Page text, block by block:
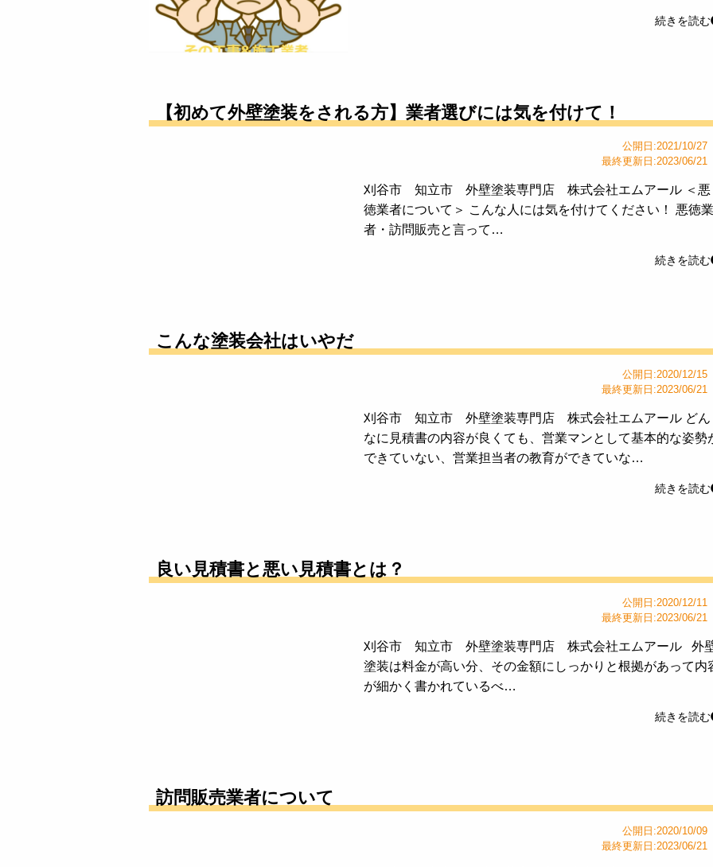
続きを読む
【初めて外壁塗装をされる方】業者選びには気を付けて！
公開日:2021/10/27
最終更新日:2023/06/21
刈谷市 知立市 外壁塗装専門店 株式会社エムアール ＜悪
徳業者について＞ こんな人には気を付けてください！ 悪徳業
者・訪問販売と言って…
続きを読む
こんな塗装会社はいやだ
公開日:2020/12/15
最終更新日:2023/06/21
刈谷市 知立市 外壁塗装専門店 株式会社エムアール どん
なに見積書の内容が良くても、営業マンとして基本的な姿勢
できていない、営業担当者の教育ができていな…
続きを読む
良い見積書と悪い見積書とは？
公開日:2020/12/11
最終更新日:2023/06/21
刈谷市 知立市 外壁塗装専門店 株式会社エムアール 外
塗装は料金が高い分、その金額にしっかりと根拠があって内
が細かく書かれているべ…
続きを読む
訪問販売業者について
公開日:2020/10/09
最終更新日:2023/06/21